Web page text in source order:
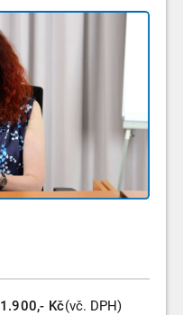
1.900,- Kč(vč. DPH)